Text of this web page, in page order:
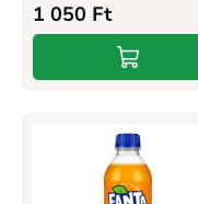
1 050 Ft